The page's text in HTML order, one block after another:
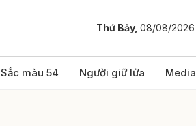
Thứ Bảy, 08/08/2026
Sắc màu 54 Người giữ lửa Media